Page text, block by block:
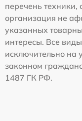
перечень
организация не
указанных
интересы. Все
исключительно на
законном
1487 ГК РФ.